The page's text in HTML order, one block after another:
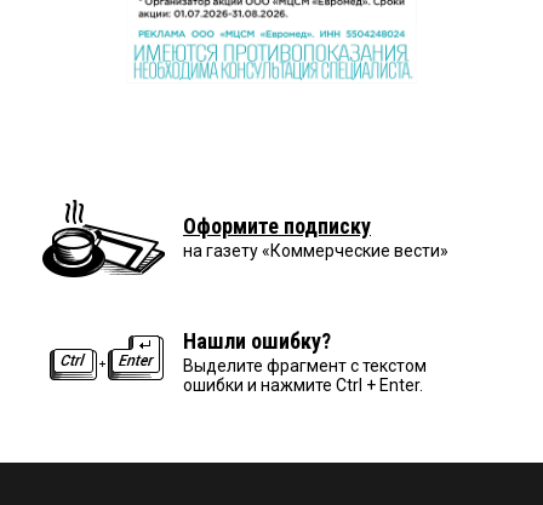
Оформите подписку
на газету «Коммерческие вести»
Нашли ошибку?
Выделите фрагмент с текстом
ошибки и нажмите Ctrl + Enter.